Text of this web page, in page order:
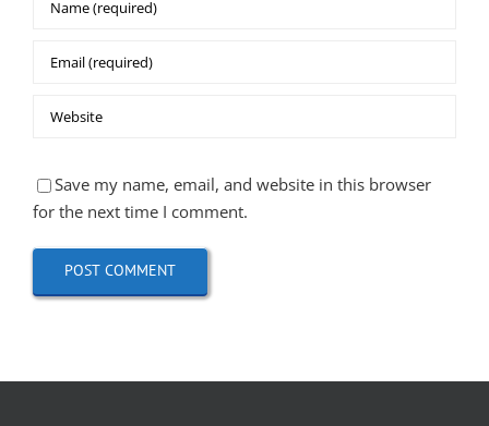
Save my name, email, and website in this browser
for the next time I comment.